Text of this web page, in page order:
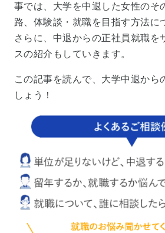
事では、大学を中退した女性のそ
路、体験談・就職を目指す方法に
さらに、中退からの正社員就職を
スの紹介もしていきます。
この記事を読んで、大学中退から
しょう！